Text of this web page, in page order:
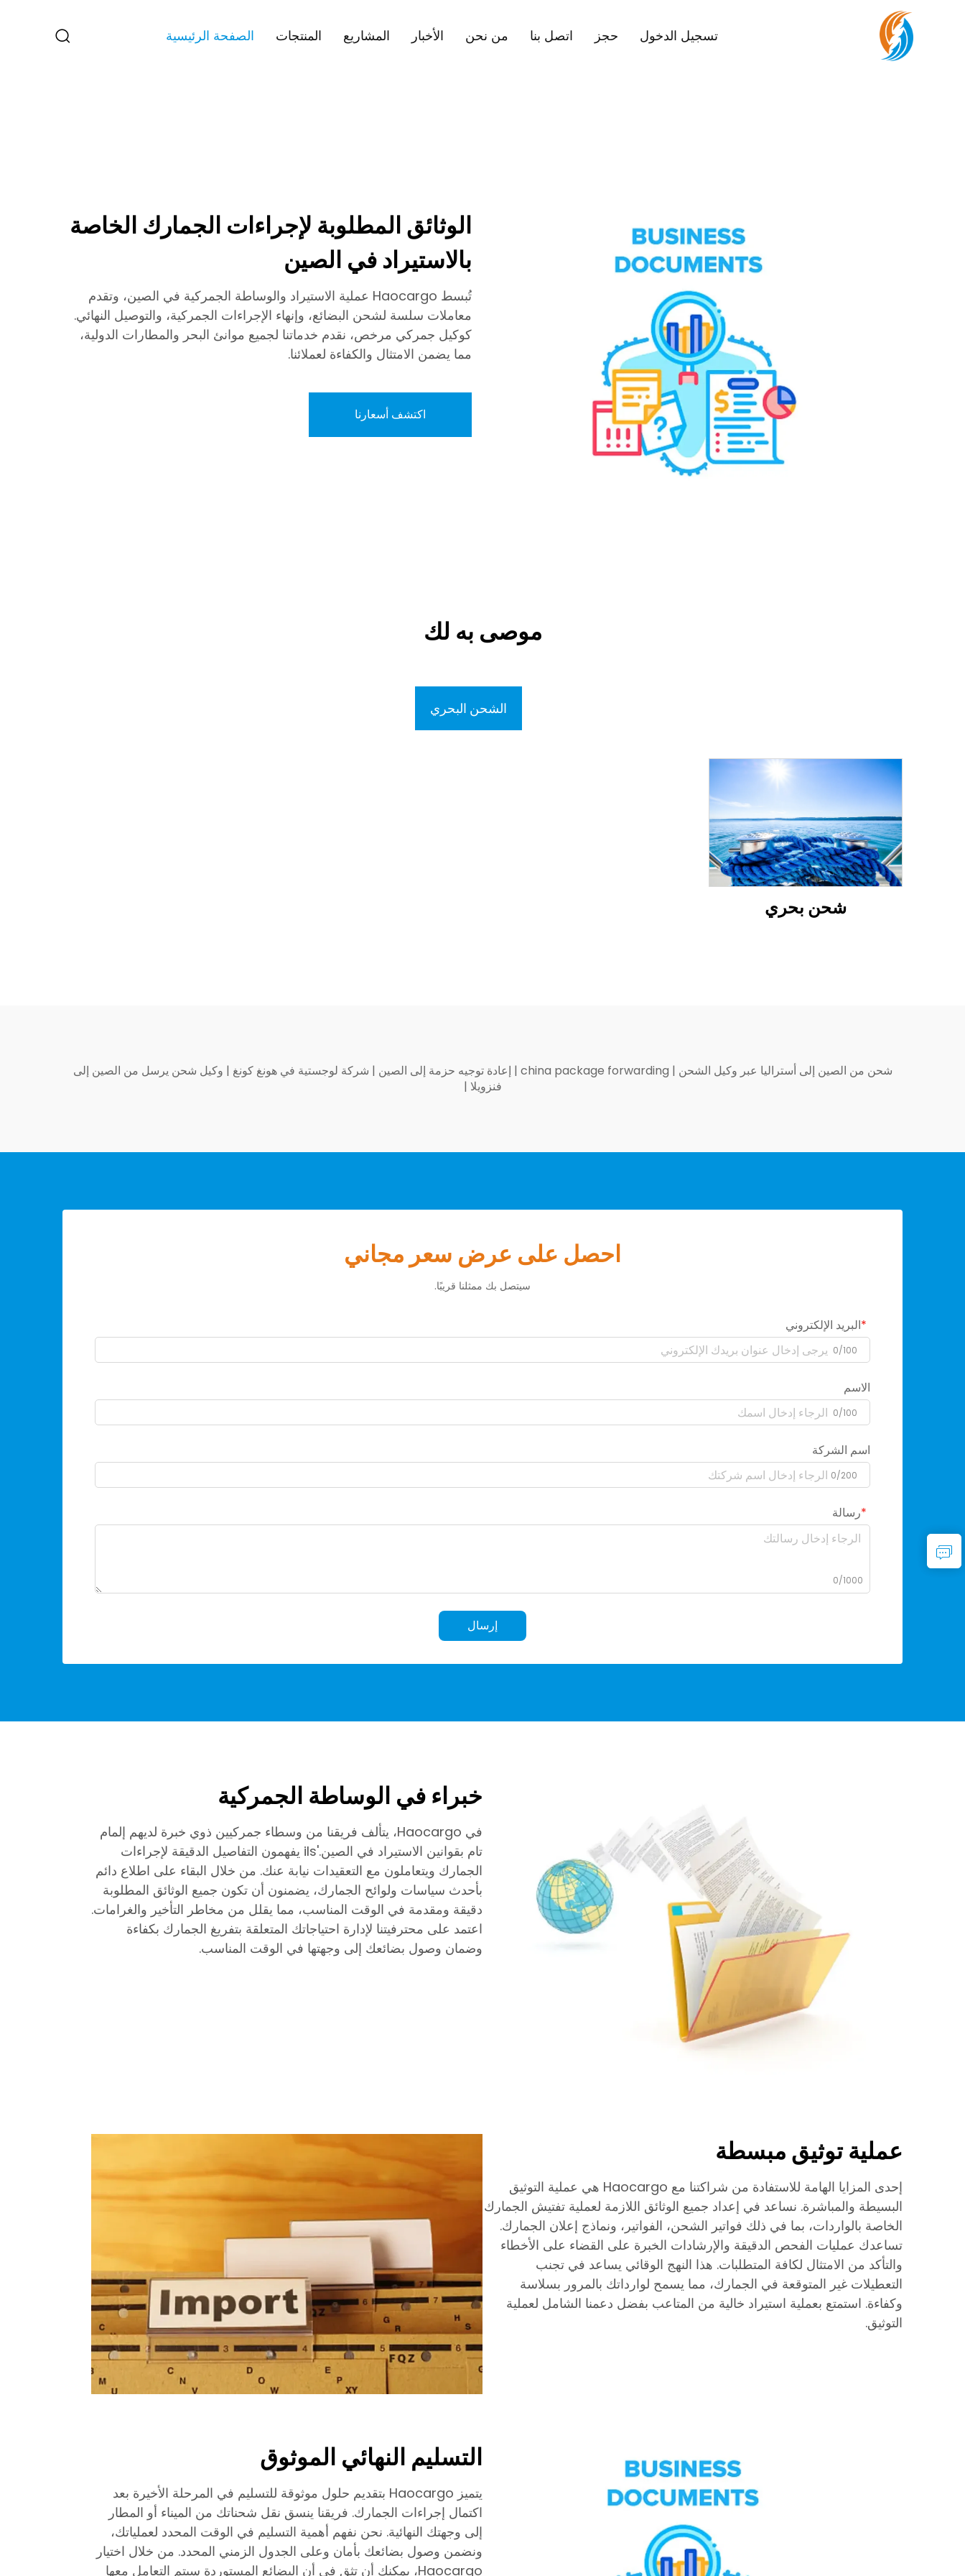
الصفحة الرئيسية المنتجات المشاريع الأخبار من نحن اتصل بنا حجز تسجيل الدخول
الوثائق المطلوبة لإجراءات الجمارك الخاصة
بالاستيراد في الصين
تُبسط Haocargo عملية الاستيراد والوساطة الجمركية في الصين، وتقدم
معاملات سلسة لشحن البضائع، وإنهاء الإجراءات الجمركية، والتوصيل النهائي.
كوكيل جمركي مرخص، نقدم خدماتنا لجميع موانئ البحر والمطارات الدولية،
مما يضمن الامتثال والكفاءة لعملائنا.
اكتشف أسعارنا
موصى به لك
الشحن البحري
شحن بحري
شحن من الصين إلى أستراليا عبر وكيل الشحن |
china package forwarding
|إعادة توجيه حزمة إلى الصين | شركة لوجستية في هونغ كونغ | وكيل شحن يرسل من الصين إلى
فنزويلا |
احصل على عرض سعر مجاني
سيتصل بك ممثلنا قريبًا.
البريد الإلكتروني
0/100
الاسم
0/100
اسم الشركة
0/200
رسالة
0/1000
إرسال
خبراء في الوساطة الجمركية
في Haocargo، يتألف فريقنا من وسطاء جمركيين ذوي خبرة لديهم إلمام
تام بقوانين الاستيراد في الصين.'ils يفهمون التفاصيل الدقيقة لإجراءات
الجمارك ويتعاملون مع التعقيدات نيابة عنك. من خلال البقاء على اطلاع دائم
بأحدث سياسات ولوائح الجمارك، يضمنون أن تكون جميع الوثائق المطلوبة
دقيقة ومقدمة في الوقت المناسب، مما يقلل من مخاطر التأخير والغرامات.
اعتمد على محترفيتنا لإدارة احتياجاتك المتعلقة بتفريغ الجمارك بكفاءة
وضمان وصول بضائعك إلى وجهتها في الوقت المناسب.
عملية توثيق مبسطة
إحدى المزايا الهامة للاستفادة من شراكتنا مع Haocargo هي عملية التوثيق
البسيطة والمباشرة. نساعد في إعداد جميع الوثائق اللازمة لعملية تفتيش الجمارك
الخاصة بالواردات، بما في ذلك فواتير الشحن، الفواتير، ونماذج إعلان الجمارك.
تساعدك عمليات الفحص الدقيقة والإرشادات الخبرة على القضاء على الأخطاء
والتأكد من الامتثال لكافة المتطلبات. هذا النهج الوقائي يساعد في تجنب
التعطيلات غير المتوقعة في الجمارك، مما يسمح لوارداتك بالمرور بسلاسة
وكفاءة. استمتع بعملية استيراد خالية من المتاعب بفضل دعمنا الشامل لعملية
التوثيق.
التسليم النهائي الموثوق
يتميز Haocargo بتقديم حلول موثوقة للتسليم في المرحلة الأخيرة بعد
اكتمال إجراءات الجمارك. فريقنا ينسق نقل شحناتك من الميناء أو المطار
إلى وجهتك النهائية. نحن نفهم أهمية التسليم في الوقت المحدد لعملياتك،
ونضمن وصول بضائعك بأمان وعلى الجدول الزمني المحدد. من خلال اختيار
Haocargo، يمكنك أن تثق في أن البضائع المستوردة سيتم التعامل معها